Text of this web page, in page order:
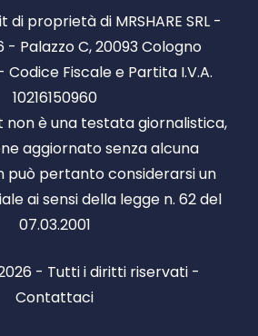
proprietà di MRSHARE SRL -
- Palazzo C, 20093 Cologno
Fiscale e Partita I.V.A.
10216150960
è una testata giornalistica,
aggiornato senza alcuna
può pertanto considerarsi un
ai sensi della legge n. 62 del
07.03.2001
- Tutti i diritti riservati -
Contattaci